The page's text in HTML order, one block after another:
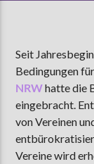
AKTUELLE SENDUNG
12:00
Seit
Bedingungen
NRWhatte die
eingebracht.
von Vereinen
Vereine wird